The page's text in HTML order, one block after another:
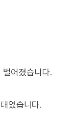
어졌습니다.
였습니다.